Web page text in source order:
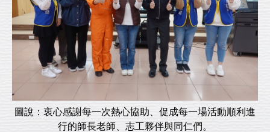
圖說：衷心感謝每一次熱心協助、促成每一場活動順利進
行的師長老師、志工夥伴與同仁們。